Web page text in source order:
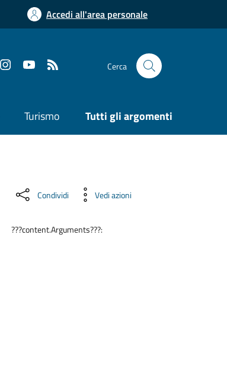
Accedi all'area personale
Cerca
Turismo Tutti gli argomenti
Condividi Vedi azioni
???content.Arguments???: